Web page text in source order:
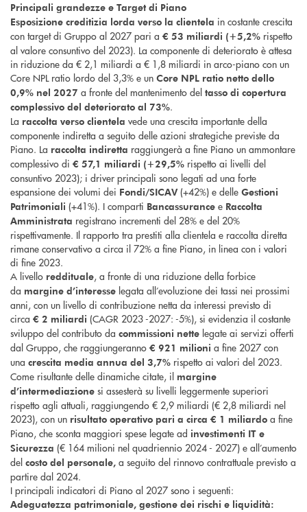
Principali grandezze e Target di Piano
Esposizione creditizia lorda verso la clientela in costante crescita
con target di Gruppo al 2027 pari a € 53 miliardi (+5,2% rispetto
al valore consuntivo del 2023). La componente di deteriorato è attesa
in riduzione da € 2,1 miliardi a € 1,8 miliardi in arco-piano con un
Core NPL ratio lordo del 3,3% e un Core NPL ratio netto dello
0,9% nel 2027 a fronte del mantenimento del tasso di copertura
complessivo del deteriorato al 73%.
La raccolta verso clientela vede una crescita importante della
componente indiretta a seguito delle azioni strategiche previste da
Piano. La raccolta indiretta raggiungerà a fine Piano un ammontare
complessivo di € 57,1 miliardi (+29,5% rispetto ai livelli del
consuntivo 2023); i driver principali sono legati ad una forte
espansione dei volumi dei Fondi/SICAV(+42%) e delle Gestioni
Patrimoniali (+41%). I comparti Bancassurance e Raccolta
Amministrata registrano incrementi del 28% e del 20%
rispettivamente. Il rapporto tra prestiti alla clientela e raccolta diretta
rimane conservativo a circa il 72% a fine Piano, in linea con i valori
di fine 2023.
A livello reddituale, a fronte di una riduzione della forbice
da margine d’interesse legata all’evoluzione dei tassi nei prossimi
anni, con un livello di contribuzione netta da interessi previsto di
circa € 2 miliardi (CAGR 2023 -2027: -5%), si evidenzia il costante
sviluppo del contributo da commissioni nette legate ai servizi offerti
dal Gruppo, che raggiungeranno € 921 milioni a fine 2027 con
una crescita media annua del 3,7% rispetto ai valori del 2023.
Come risultante delle dinamiche citate, il margine
d’intermediazione si assesterà su livelli leggermente superiori
rispetto agli attuali, raggiungendo € 2,9 miliardi (€ 2,8 miliardi nel
2023), con un risultato operativo pari a circa € 1 miliardo a fine
Piano, che sconta maggiori spese legate ad investimenti IT e
Sicurezza (€ 164 milioni nel quadriennio 2024 - 2027) e all’aumento
del costo del personale, a seguito del rinnovo contrattuale previsto a
partire dal 2024.
I principali indicatori di Piano al 2027 sono i seguenti:
Adeguatezza patrimoniale, gestione dei rischi e liquidità: